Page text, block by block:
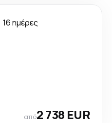
16 ημέρες
από2 738 EUR